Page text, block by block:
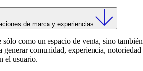
de marca y experiencias
como un espacio de venta, sino también
generar comunidad, experiencia, notoriedad
el usuario.